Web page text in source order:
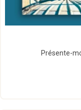
Présente-